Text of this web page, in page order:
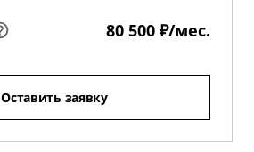
80 500 ₽/мес.
Оставить заявку